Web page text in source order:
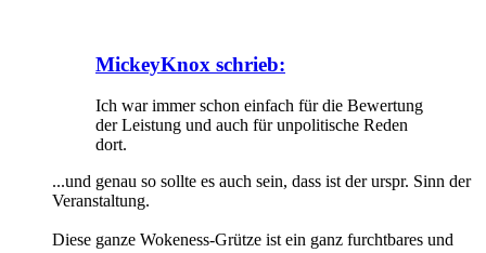
MickeyKnox schrieb:
Ich war immer schon einfach für die Bewertung
der Leistung und auch für unpolitische Reden
dort.
...und genau so sollte es auch sein, dass ist der urspr. Sinn der
Veranstaltung.
Diese ganze Wokeness-Grütze ist ein ganz furchtbares und